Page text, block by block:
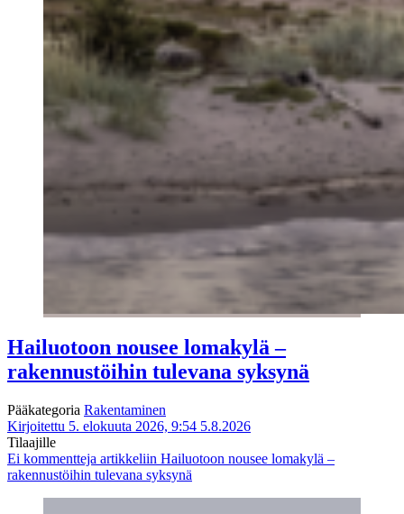
Hailuotoon nousee lomakylä –
rakennustöihin tulevana syksynä
Pääkategoria Rakentaminen
Kirjoitettu 5. elokuuta 2026, 9:54 5.8.2026
Tilaajille
Ei kommentteja artikkeliin Hailuotoon nousee lomakylä –
rakennustöihin tulevana syksynä